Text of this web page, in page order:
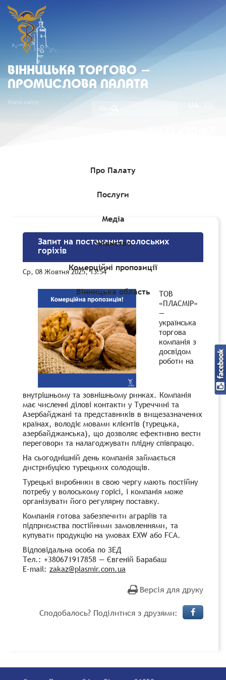
ВIННИЦЬКА ТОРГОВО -
ПРОМИСЛОВА ПАЛАТА
Мапа сайту
Про Палату
Послуги
Медіа
Членство
Комерційні пропозиції
Вінницька область
Комерційні пропозиції»Запит на постачання
Запит на постачання волоських
горіхів
Ср, 08 Жовтня 2025, 13:54
ТОВ
«ПЛАСМІР»
—
українська
торгова
компанія з
досвідом
роботи на
внутрішньому та зовнішньому ринках. Компанія
має численні ділові контакти у Туреччині та
Азербайджані та представників в вищезазначених
країнах, володіє мовами клієнтів (турецька,
азербайджанська), що дозволяє ефективно вести
переговори та налагоджувати плідну співпрацю.
На сьогоднішній день компанія займається
дистрибуцією турецьких солодощів.
Турецькі виробники в свою чергу мають постійну
потребу у волоському горісі, і компанія може
організувати його регулярну поставку.
Компанія готова забезпечити аграріїв та
підприємства постійними замовленнями, та
купувати продукцію на умовах EXW або FCA.
Відповідальна особа по ЗЕД
Тел.: +380671917858 — Євгеній Барабаш
E-mail: zakaz@plasmir.com.ua
Версія для друку
Сподобалось? Поділитися з друзями: